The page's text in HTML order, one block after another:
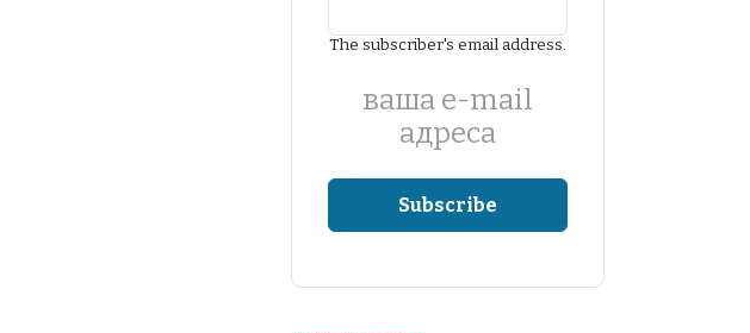
The subscriber's email address.
ваша е-mail
адреса